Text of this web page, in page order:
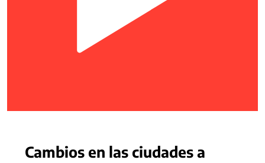
Cambios en las ciudades a